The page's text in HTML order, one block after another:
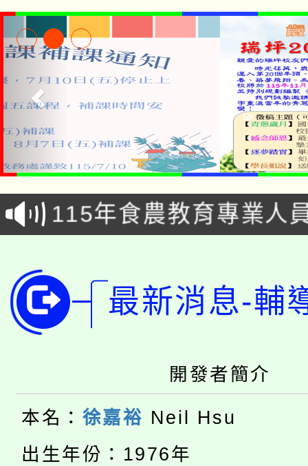
淨零綠生活教案入校路
會
115年食農教育專業人
程
學期銜接期間理賠案件
學籍身 分審查程序及
版
淨零綠領人才培育課程
公告本校115學年度第
桃園市115學年度學生
生本土語及新住民語歌
公告本校115學年度第
代理(課)教師甄選結果(
公告本校115學年度第
最新消息-輔
開發者簡介
本名： 徐嘉裕 Neil Hsu
出生年份：1976年